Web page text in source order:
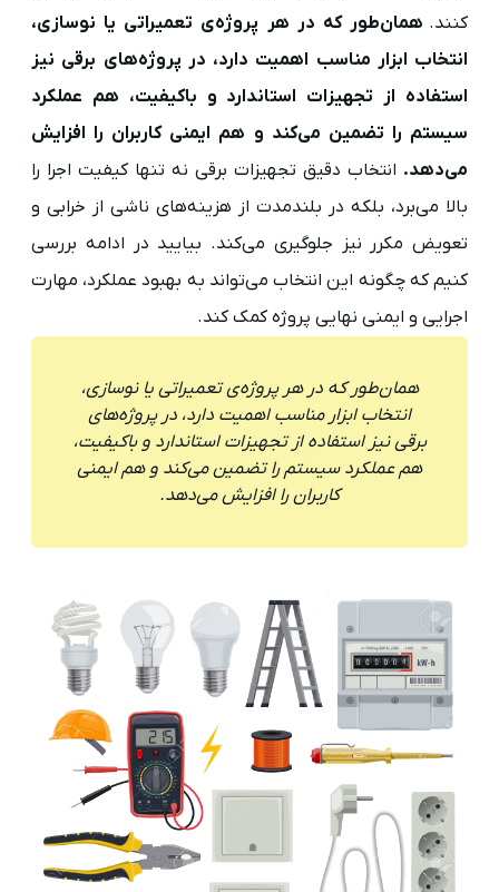
کنند. همان‌طور که در هر پروژه‌ی تعمیراتی یا نوسازی،
انتخاب ابزار مناسب اهمیت دارد، در پروژه‌های برقی نیز
استفاده از تجهیزات استاندارد و باکیفیت، هم عملکرد
سیستم را تضمین می‌کند و هم ایمنی کاربران را افزایش
می‌دهد. انتخاب دقیق تجهیزات برقی نه تنها کیفیت اجرا را
بالا می‌برد، بلکه در بلندمدت از هزینه‌های ناشی از خرابی و
تعویض مکرر نیز جلوگیری می‌کند. بیایید در ادامه بررسی
کنیم که چگونه این انتخاب می‌تواند به بهبود عملکرد، مهارت
اجرایی و ایمنی نهایی پروژه کمک کند.
همان‌طور که در هر پروژه‌ی تعمیراتی یا نوسازی،
انتخاب ابزار مناسب اهمیت دارد، در پروژه‌های
برقی نیز استفاده از تجهیزات استاندارد و باکیفیت،
هم عملکرد سیستم را تضمین می‌کند و هم ایمنی
کاربران را افزایش می‌دهد.